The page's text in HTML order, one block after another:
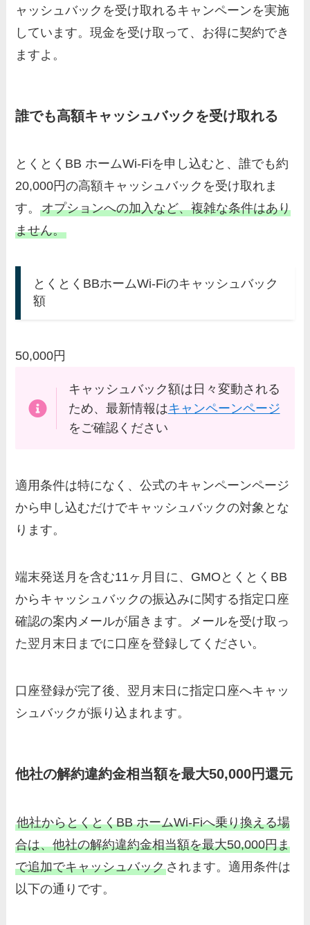
ャッシュバックを受け取れるキャンペーンを実施
しています。現金を受け取って、お得に契約でき
ますよ。
誰でも高額キャッシュバックを受け取れる
とくとくBB ホームWi-Fiを申し込むと、誰でも約
20,000円の高額キャッシュバックを受け取れま
す。オプションへの加入など、複雑な条件はあり
ません。
とくとくBBホームWi-Fiのキャッシュバック
額
50,000円
キャッシュバック額は日々変動される
ため、最新情報はキャンペーンページ
をご確認ください
適用条件は特になく、公式のキャンペーンページ
から申し込むだけでキャッシュバックの対象とな
ります。
端末発送月を含む11ヶ月目に、GMOとくとくBB
からキャッシュバックの振込みに関する指定口座
確認の案内メールが届きます。メールを受け取っ
た翌月末日までに口座を登録してください。
口座登録が完了後、翌月末日に指定口座へキャッ
シュバックが振り込まれます。
他社の解約違約金相当額を最大50,000円還元
他社からとくとくBB ホームWi-Fiへ乗り換える場
合は、他社の解約違約金相当額を最大50,000円ま
で追加でキャッシュバックされます。適用条件は
以下の通りです。